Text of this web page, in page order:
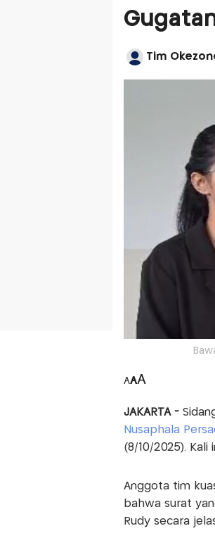
Tim
AAA
JAKARTA -
Nusaphala
(8/10/2025).
Anggota tim
bahwa surat
Rudy secara